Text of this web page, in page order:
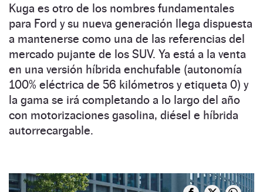
Kuga es otro de los nombres fundamentales
para Ford y su nueva generación llega dispuesta
a mantenerse como una de las referencias del
mercado pujante de los SUV. Ya está a la venta
en una versión híbrida enchufable (autonomía
100% eléctrica de 56 kilómetros y etiqueta 0) y
la gama se irá completando a lo largo del año
con motorizaciones gasolina, diésel e híbrida
autorrecargable.